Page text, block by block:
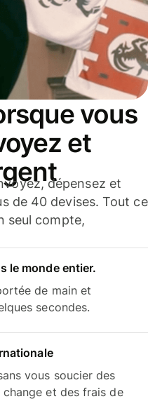
vous
et
dépensez et
de 40 devises. Tout ce
seul compte,
le monde entier.
de main et
secondes.
vous soucier des
et des frais de